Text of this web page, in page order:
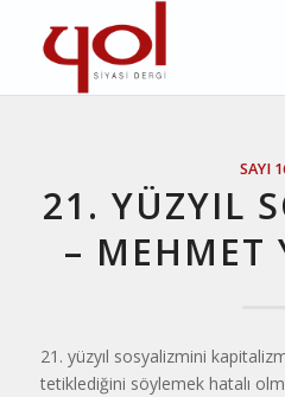
SAYI
21. YÜZYIL
– MEHMET
21. yüzyıl sosyalizmini
tetiklediğini söylemek hatalı